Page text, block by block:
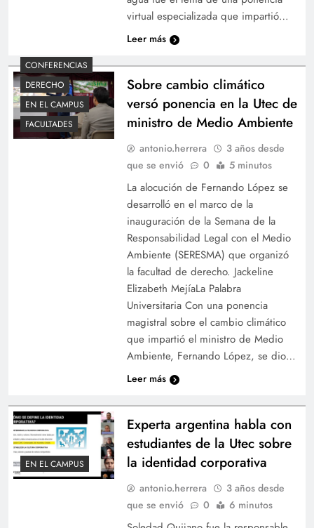
virtual especializada que impartió…
Leer más
CONFERENCIAS
DERECHO
EN EL CAMPUS
FACULTADES
Sobre cambio climático
versó ponencia en la Utec de
ministro de Medio Ambiente
antonio.herrera
3 años desde
que se envió
0 5 minutos
La alocución de Fernando López se
desarrolló en el marco de la
inauguración de la Semana de la
Responsabilidad Legal con el Medio
Ambiente (SERESMA) que organizó
la facultad de derecho. Jackeline
Elizabeth MejíaLa Palabra
Universitaria Con una ponencia
magistral sobre el cambio climático
que impartió el ministro de Medio
Ambiente, Fernando López, se dio…
Leer más
EN EL CAMPUS
Experta argentina habla con
estudiantes de la Utec sobre
la identidad corporativa
antonio.herrera
3 años desde
que se envió
0 6 minutos